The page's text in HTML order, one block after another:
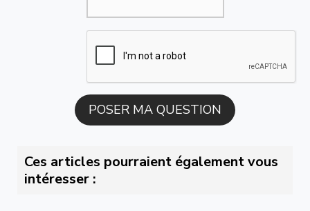
Ces articles pourraient également vous
intéresser :